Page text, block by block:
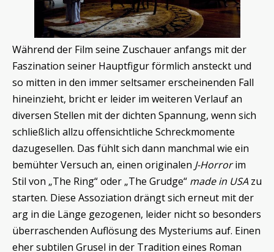
Während der Film seine Zuschauer anfangs mit der
Faszination seiner Hauptfigur förmlich ansteckt und
so mitten in den immer seltsamer erscheinenden Fall
hineinzieht, bricht er leider im weiteren Verlauf an
diversen Stellen mit der dichten Spannung, wenn sich
schließlich allzu offensichtliche Schreckmomente
dazugesellen. Das fühlt sich dann manchmal wie ein
bemühter Versuch an, einen originalen J-Horrorim
Stil von „The Ring“ oder „The Grudge“ made in USA zu
starten. Diese Assoziation drängt sich erneut mit der
arg in die Länge gezogenen, leider nicht so besonders
überraschenden Auflösung des Mysteriums auf. Einen
eher subtilen Grusel in der Tradition eines Roman